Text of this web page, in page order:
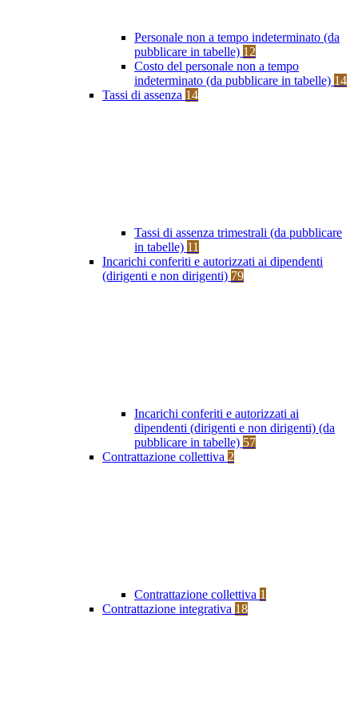
Personale non a tempo indeterminato (da
pubblicare in tabelle) 12
Costo del personale non a tempo
indeterminato (da pubblicare in tabelle) 14
Tassi di assenza 14
Tassi di assenza trimestrali (da pubblicare
in tabelle) 11
Incarichi conferiti e autorizzati ai dipendenti
(dirigenti e non dirigenti) 79
Incarichi conferiti e autorizzati ai
dipendenti (dirigenti e non dirigenti) (da
pubblicare in tabelle) 57
Contrattazione collettiva 2
Contrattazione collettiva 1
Contrattazione integrativa 18